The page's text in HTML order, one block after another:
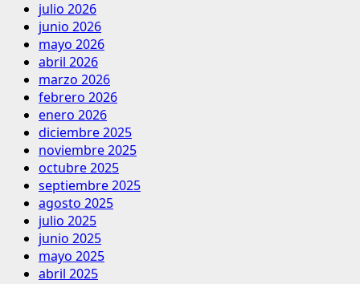
julio 2026
junio 2026
mayo 2026
abril 2026
marzo 2026
febrero 2026
enero 2026
diciembre 2025
noviembre 2025
octubre 2025
septiembre 2025
agosto 2025
julio 2025
junio 2025
mayo 2025
abril 2025